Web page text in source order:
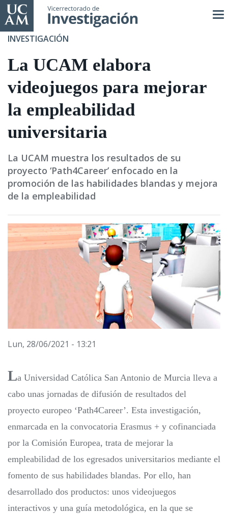
Pasar
al
contenido
INVESTIGACIÓN
La UCAM elabora
videojuegos para mejorar
la empleabilidad
universitaria
La UCAM muestra los resultados de su
proyecto ‘Path4Career’ enfocado en la
promoción de las habilidades blandas y mejora
de la empleabilidad
Lun, 28/06/2021 - 13:21
La Universidad Católica San Antonio de Murcia lleva a
cabo unas jornadas de difusión de resultados del
proyecto europeo ‘Path4Career’. Esta investigación,
enmarcada en la convocatoria Erasmus + y cofinanciada
por la Comisión Europea, trata de mejorar la
empleabilidad de los egresados universitarios mediante el
fomento de sus habilidades blandas. Por ello, han
desarrollado dos productos: unos videojuegos
interactivos y una guía metodológica, en la que se